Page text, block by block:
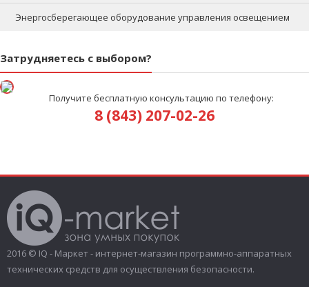
Энергосберегающее оборудование управления освещением
Затрудняетесь с выбором?
Получите бесплатную консультацию по телефону:
8 (843) 207-02-26
2016 © IQ - Маркет - интернет-магазин программно-аппаратных
технических средств для осуществления безопасности.